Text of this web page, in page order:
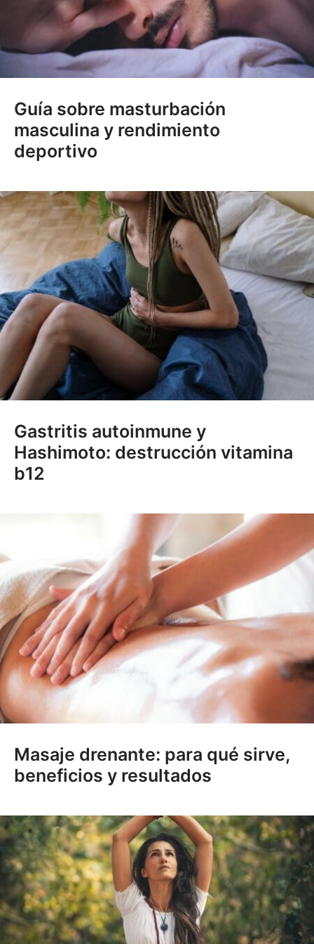
Guía sobre masturbación
masculina y rendimiento
deportivo
Gastritis autoinmune y
Hashimoto: destrucción vitamina
b12
Masaje drenante: para qué sirve,
beneficios y resultados